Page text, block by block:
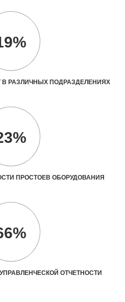
В РАЗЛИЧНЫХ ПОДРАЗДЕЛЕНИЯХ
ПРОСТОЕВ ОБОРУДОВАНИЯ
ОТЧЕТНОСТИ